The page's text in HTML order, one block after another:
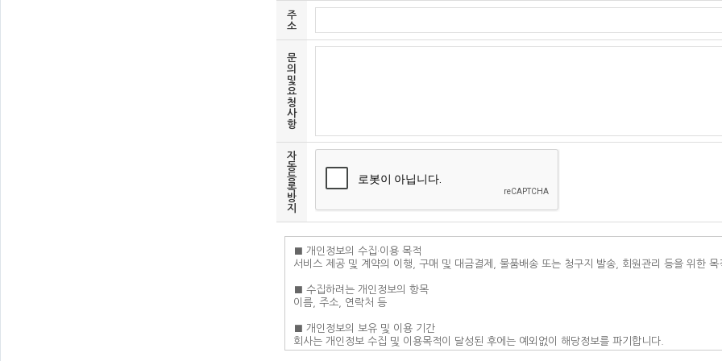
주
소
문
의
및
요
청
사
항
자
동
등
록
방
지
■ 개인정보의 수집·이용 목적
서비스 제공 및 계약의 이행, 구매 및 대금결제, 물품배송 또는 청구지 발송, 회원관리 등을 위한 목
■ 수집하려는 개인정보의 항목
이름, 주소, 연락처 등
■ 개인정보의 보유 및 이용 기간
회사는 개인정보 수집 및 이용목적이 달성된 후에는 예외없이 해당정보를 파기합니다.